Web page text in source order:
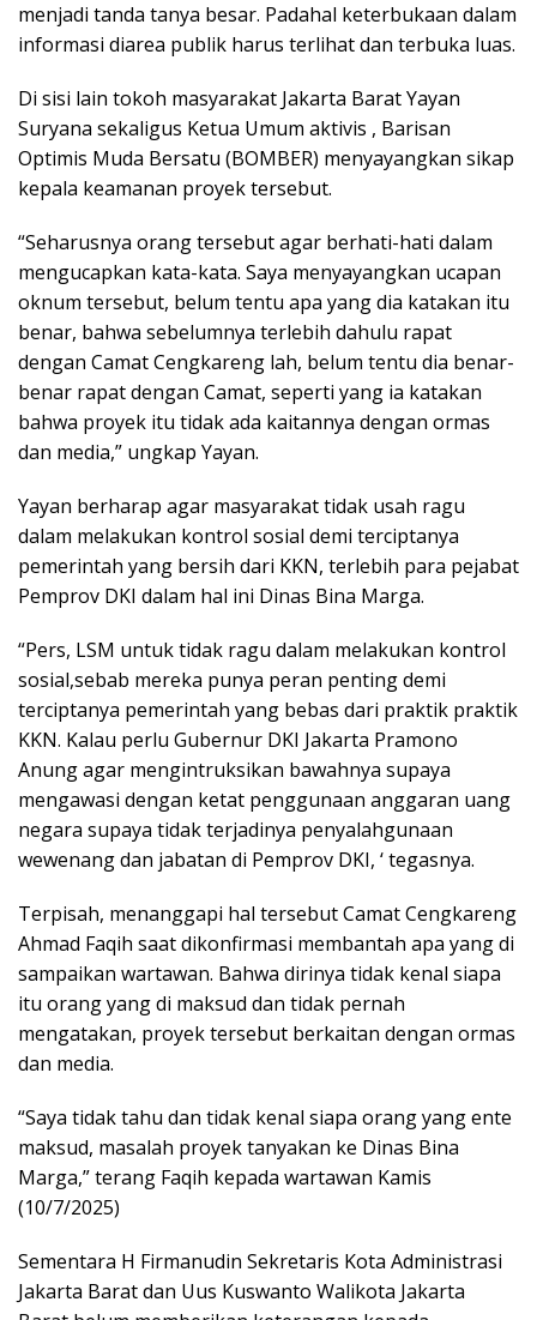
menjadi tanda tanya besar. Padahal keterbukaan dalam
informasi diarea publik harus terlihat dan terbuka luas.
Di sisi lain tokoh masyarakat Jakarta Barat Yayan
Suryana sekaligus Ketua Umum aktivis , Barisan
Optimis Muda Bersatu (BOMBER) menyayangkan sikap
kepala keamanan proyek tersebut.
“Seharusnya orang tersebut agar berhati-hati dalam
mengucapkan kata-kata. Saya menyayangkan ucapan
oknum tersebut, belum tentu apa yang dia katakan itu
benar, bahwa sebelumnya terlebih dahulu rapat
dengan Camat Cengkareng lah, belum tentu dia benar-
benar rapat dengan Camat, seperti yang ia katakan
bahwa proyek itu tidak ada kaitannya dengan ormas
dan media,” ungkap Yayan.
Yayan berharap agar masyarakat tidak usah ragu
dalam melakukan kontrol sosial demi terciptanya
pemerintah yang bersih dari KKN, terlebih para pejabat
Pemprov DKI dalam hal ini Dinas Bina Marga.
“Pers, LSM untuk tidak ragu dalam melakukan kontrol
sosial,sebab mereka punya peran penting demi
terciptanya pemerintah yang bebas dari praktik praktik
KKN. Kalau perlu Gubernur DKI Jakarta Pramono
Anung agar mengintruksikan bawahnya supaya
mengawasi dengan ketat penggunaan anggaran uang
negara supaya tidak terjadinya penyalahgunaan
wewenang dan jabatan di Pemprov DKI, ‘ tegasnya.
Terpisah, menanggapi hal tersebut Camat Cengkareng
Ahmad Faqih saat dikonfirmasi membantah apa yang di
sampaikan wartawan. Bahwa dirinya tidak kenal siapa
itu orang yang di maksud dan tidak pernah
mengatakan, proyek tersebut berkaitan dengan ormas
dan media.
“Saya tidak tahu dan tidak kenal siapa orang yang ente
maksud, masalah proyek tanyakan ke Dinas Bina
Marga,” terang Faqih kepada wartawan Kamis
(10/7/2025)
Sementara H Firmanudin Sekretaris Kota Administrasi
Jakarta Barat dan Uus Kuswanto Walikota Jakarta